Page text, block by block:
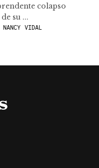
colapso
su ...
VIDAL